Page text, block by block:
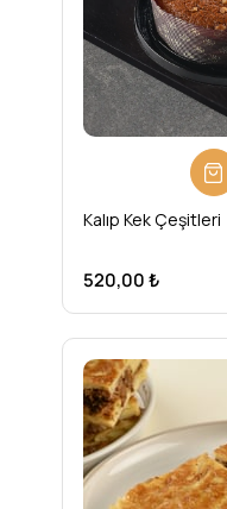
Kalıp Kek Çeşitleri
520,00 ₺